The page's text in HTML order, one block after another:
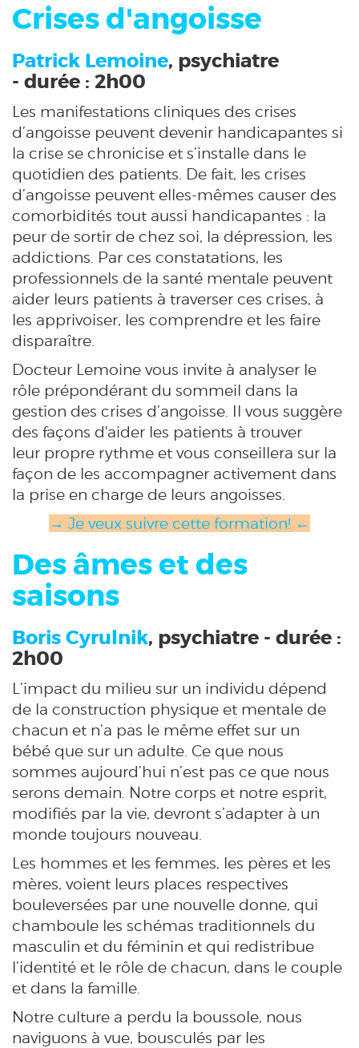
Crises d'angoisse
Patrick Lemoine, psychiatre
- durée : 2h00
Les manifestations cliniques des crises
d’angoisse peuvent devenir handicapantes si
la crise se chronicise et s’installe dans le
quotidien des patients. De fait, les crises
d’angoisse peuvent elles-mêmes causer des
comorbidités tout aussi handicapantes : la
peur de sortir de chez soi, la dépression, les
addictions. Par ces constatations, les
professionnels de la santé mentale peuvent
aider leurs patients à traverser ces crises, à
les apprivoiser, les comprendre et les faire
disparaître.
Docteur Lemoine vous invite à analyser le
rôle prépondérant du sommeil dans la
gestion des crises d’angoisse. Il vous suggère
des façons d'aider les patients à trouver
leur propre rythme et vous conseillera sur la
façon de les accompagner activement dans
la prise en charge de leurs angoisses.
→ Je veux suivre cette formation! ←
Des âmes et des
saisons
Boris Cyrulnik, psychiatre - durée :
2h00
L’impact du milieu sur un individu dépend
de la construction physique et mentale de
chacun et n’a pas le même effet sur un
bébé que sur un adulte. Ce que nous
sommes aujourd’hui n’est pas ce que nous
serons demain. Notre corps et notre esprit,
modifiés par la vie, devront s’adapter à un
monde toujours nouveau.
Les hommes et les femmes, les pères et les
mères, voient leurs places respectives
bouleversées par une nouvelle donne, qui
chamboule les schémas traditionnels du
masculin et du féminin et qui redistribue
l’identité et le rôle de chacun, dans le couple
et dans la famille.
Notre culture a perdu la boussole, nous
naviguons à vue, bousculés par les